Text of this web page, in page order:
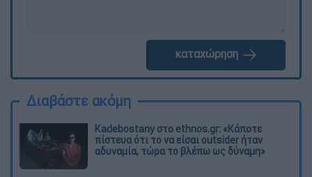
καταχώρηση
Διαβάστε ακόμη
Kadebostany στο ethnos.gr: «Κάποτε
πίστευα ότι το να είσαι outsider ήταν
αδυναμία, τώρα το βλέπω ως δύναμη»